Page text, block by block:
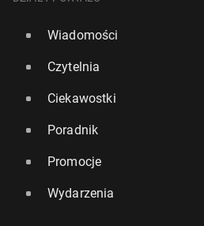
Wiadomości
Czytelnia
Ciekawostki
Poradnik
Promocje
Wydarzenia